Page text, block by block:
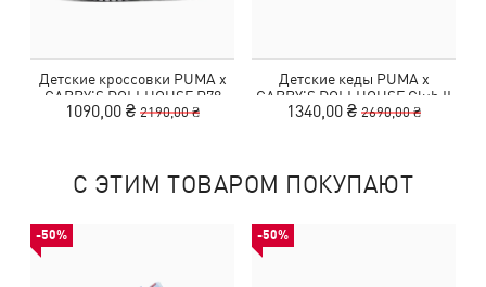
Детские кроссовки PUMA x
GABBY'S DOLLHOUSE R78
Sneakers Toddlers
1090,00 ₴ 2190,00 ₴
Детские кеды PUMA x
GABBY'S DOLLHOUSE Club II
Era Sneakers Toddlers
1340,00 ₴ 2690,00 ₴
С ЭТИМ ТОВАРОМ ПОКУПАЮТ
-50% -50%